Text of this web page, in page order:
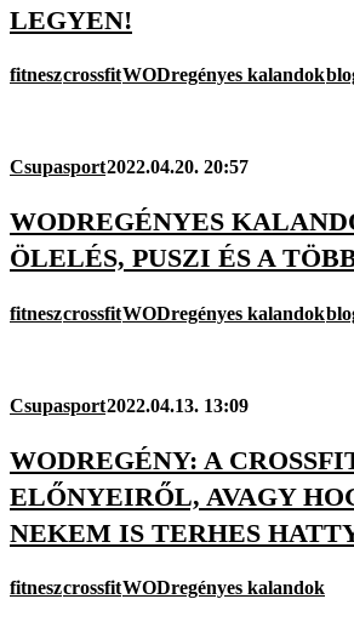
LEGYEN!
fitneszcrossfitWODregényes kalandok
Csupasport2022.04.20. 20:57
WODREGÉNYES
ÖLELÉS, PUSZI ÉS A
fitneszcrossfitWODregényes kalandok
Csupasport2022.04.13. 13:09
WODREGÉNY: A
ELŐNYEIRŐL, AVAGY
NEKEM IS TERHES
fitneszcrossfitWODregényes kalandok